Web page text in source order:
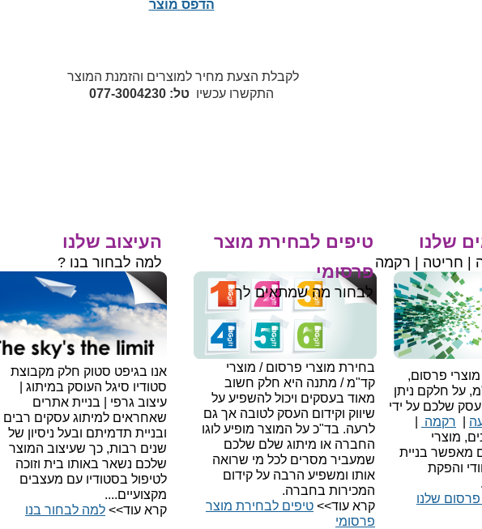
הדפס מוצר
לקבלת הצעת מחיר למוצרים והזמנת המוצר
התקשרו עכשיו טל: 077-3004230
אנו בגיפט סטוק חלק מקבוצת
סטודיו סיגל העוסק במיתוג |
עיצוב גרפי | בניית אתרים
שאחראים למיתוג עסקים רבים
ובניית תדמיתם ובעל ניסיון של
שנים רבות, כך שעיצוב המוצר
שלכם נשאר באותו בית וזוכה
לטיפול בסטודיו עם מעצבים
מקצועיים....
קרא עוד>> למה לבחור בנו​
מוצרי פרסום,
על חלקם ניתן
שלכם על ידי
רקמה
מוצרי
מאפשר בניית
והפקת
פרסום שלנו
בחירת מוצרי פרסום / מוצרי
קד"מ / מתנה היא חלק חשוב
מאוד בעסקים ויכול להשפיע על
שיווק וקידום העסק לטובה אך גם
לרעה. בד"כ על המוצר מופיע לוגו
החברה או מיתוג שלם שלכם
שמעביר מסרים לכל מי שרואה
אותו ומשפיע הרבה על קידום
המכירות בחברה.
קרא עוד>> טיפים לבחירת מוצר
פרסומי
טיפים לבחירת מוצר
פרסומי
לבחור מה שמתאים לך
העיצוב שלנו
למה לבחור בנו ?
שלנו
| חריטה | רקמה